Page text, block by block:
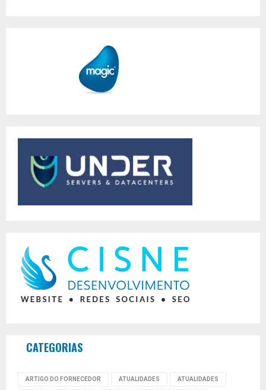
CATEGORIAS
ARTIGO DO FORNECEDOR ATUALIDADES ATUALIDADES